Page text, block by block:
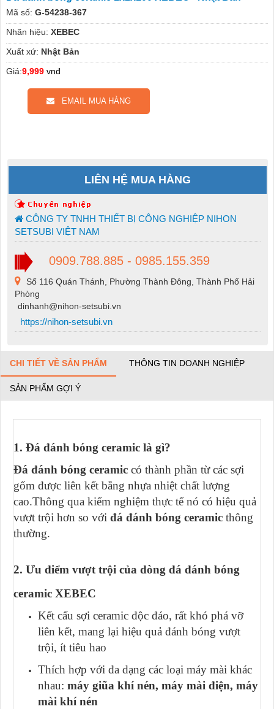
Mã số: G-54238-367
Nhãn hiệu: XEBEC
Xuất xứ: Nhật Bản
Giá:9,999 vnđ
EMAIL MUA HÀNG
LIÊN HỆ MUA HÀNG
CÔNG TY TNHH THIẾT BỊ CÔNG NGHIỆP NIHON
SETSUBI VIỆT NAM
0909.788.885 - 0985.155.359
Số 116 Quán Thánh, Phường Thành Đông, Thành Phố Hải
Phòng
dinhanh@nihon-setsubi.vn
https://nihon-setsubi.vn
CHI TIẾT VỀ SẢN PHẨM THÔNG TIN DOANH NGHIỆP
SẢN PHẨM GỢI Ý
1. Đá đánh bóng ceramic là gì?
Đá đánh bóng ceramic có thành phần từ các sợi
gốm được liên kết bằng nhựa nhiệt chất lượng
cao.Thông qua kiểm nghiệm thực tế nó có hiệu quả
vượt trội hơn so với đá đánh bóng ceramic thông
thường.
2. Ưu điểm vượt trội của dòng đá đánh bóng
ceramic XEBEC
Kết cấu sợi ceramic độc đáo, rất khó phá vỡ
liên kết, mang lại hiệu quả đánh bóng vượt
trội, ít tiêu hao
Thích hợp với đa dạng các loại máy mài khác
nhau: máy giũa khí nén, máy mài điện, máy
mài khí nén